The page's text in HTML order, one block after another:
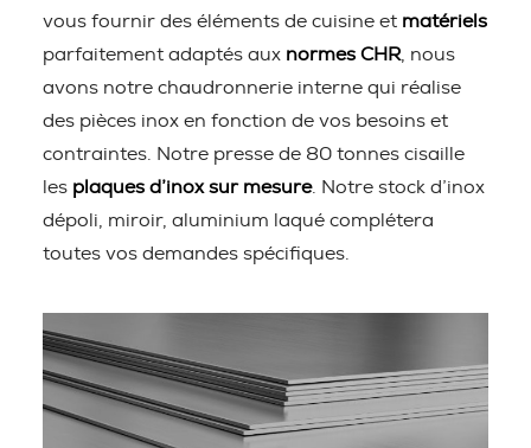
vous fournir des éléments de cuisine et matériels
parfaitement adaptés aux normes CHR , nous
avons notre chaudronnerie interne qui réalise
des pièces inox en fonction de vos besoins et
contraintes. Notre presse de 80 tonnes cisaille
les plaques d’inox sur mesure. Notre stock d’inox
dépoli, miroir, aluminium laqué complétera
toutes vos demandes spécifiques.